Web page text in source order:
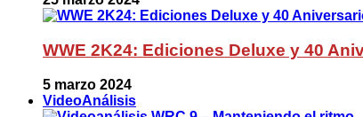
WWE 2K24: Ediciones Deluxe y 40
5 marzo 2024
VideoAnálisis